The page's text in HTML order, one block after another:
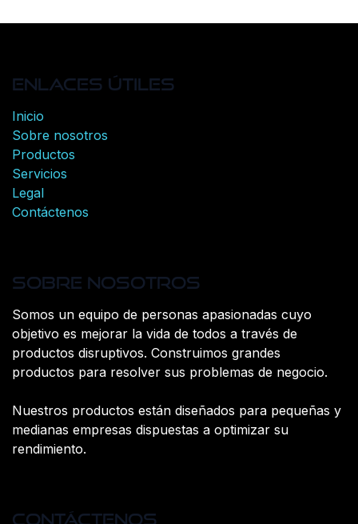
Enlaces útiles
Inicio
Sobre nosotros
Productos
Servicios
Legal
Contáctenos
Sobre nosotros
Somos un equipo de personas apasionadas cuyo
objetivo es mejorar la vida de todos a través de
productos disruptivos. Construimos grandes
productos para resolver sus problemas de negocio.
Nuestros productos están diseñados para pequeñas y
medianas empresas dispuestas a optimizar su
rendimiento.
Contáctenos